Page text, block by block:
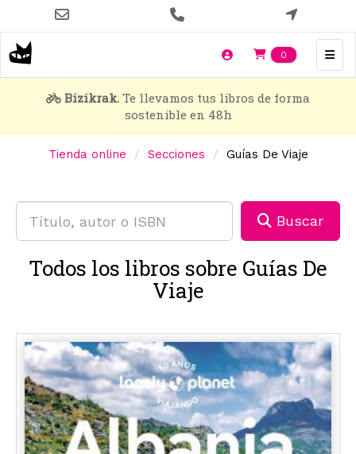
contenido
principal
0 Items en
Bizikrak. Te llevamos tus libros de forma
sostenible en 48h
Tienda online Secciones Guías De Viaje
Buscar
Todos los libros sobre Guías De
Viaje